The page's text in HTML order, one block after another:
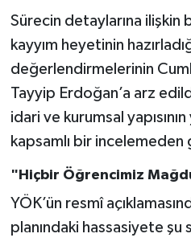
Sürecin detaylarına ilişkin
kayyım heyetinin
değerlendirmelerinin
Tayyip Erdoğan’a arz
idari ve kurumsal
kapsamlı bir
"Hiçbir Öğrencimiz
YÖK’ün resmî
planındaki hassasiyete